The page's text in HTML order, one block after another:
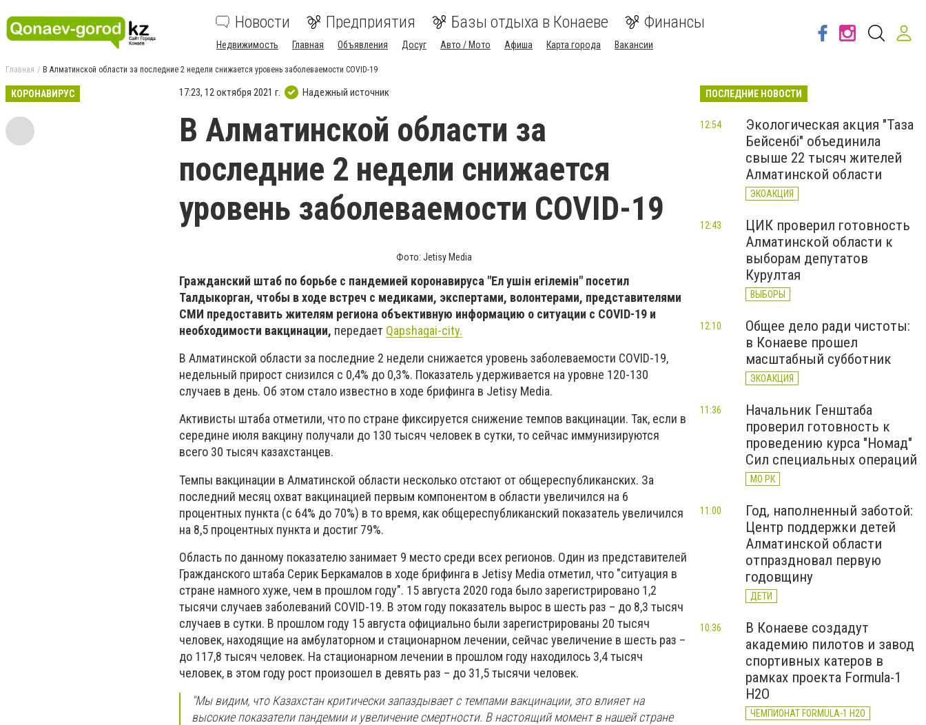
Новости Предприятия Базы отдыха в Конаеве Финансы
Недвижимость Главная Объявления Досуг Авто / Мото Афиша Карта города Вакансии
Главная В Алматинской области за последние 2 недели снижается уровень заболеваемости COVID-19
КОРОНАВИРУС 17:23, 12 октября 2021 г. Надежный источник
В Алматинской области за
последние 2 недели снижается
уровень заболеваемости COVID-19
Фото: Jetisy Media
Гражданский штаб по борьбе с пандемией коронавируса "Ел ушін егілемін" посетил
Талдыкорган, чтобы в ходе встреч с медиками, экспертами, волонтерами, представителями
СМИ предоставить жителям региона объективную информацию о ситуации с COVID-19 и
необходимости вакцинации, передает Qapshagai-city.
В Алматинской области за последние 2 недели снижается уровень заболеваемости COVID-19,
недельный прирост снизился с 0,4% до 0,3%. Показатель удерживается на уровне 120-130
случаев в день. Об этом стало известно в ходе брифинга в Jetisy Media.
Активисты штаба отметили, что по стране фиксируется снижение темпов вакцинации. Так, если в
середине июля вакцину получали до 130 тысяч человек в сутки, то сейчас иммунизируются
всего 30 тысяч казахстанцев.
Темпы вакцинации в Алматинской области несколько отстают от общереспубликанских. За
последний месяц охват вакцинацией первым компонентом в области увеличился на 6
процентных пункта (с 64% до 70%) в то время, как общереспубликанский показатель увеличился
на 8,5 процентных пункта и достиг 79%.
Область по данному показателю занимает 9 место среди всех регионов. Один из представителей
Гражданского штаба Серик Беркамалов в ходе брифинга в Jetisy Media отметил, что "ситуация в
стране намного хуже, чем в прошлом году". 15 августа 2020 года было зарегистрировано 1,2
тысячи случаев заболеваний COVID-19. В этом году показатель вырос в шесть раз – до 8,3 тысяч
случаев в сутки. В прошлом году 15 августа официально были зарегистрированы 20 тысяч
человек, находящие на амбулаторном и стационарном лечении, сейчас увеличение в шесть раз –
до 117,8 тысяч человек. На стационарном лечении в прошлом году находилось 3,4 тысяч
человек, в этом году рост произошел в девять раз – до 31,5 тысячи человек.
"Мы видим, что Казахстан критически запаздывает с темпами вакцинации, это влияет на
высокие показатели пандемии и увеличение смертности. В настоящий момент в нашей стране
ПОСЛЕДНИЕ НОВОСТИ
Экологическая акция "Таза
Бейсенбі" объединила
свыше 22 тысяч жителей
Алматинской области
ЭКОАКЦИЯ
12:54
ЦИК проверил готовность
Алматинской области к
выборам депутатов
Курултая
ВЫБОРЫ
12:43
Общее дело ради чистоты:
в Конаеве прошел
масштабный субботник
ЭКОАКЦИЯ
12:10
Начальник Генштаба
проверил готовность к
проведению курса "Номад"
Сил специальных операций
МО РК
11:36
Год, наполненный заботой:
Центр поддержки детей
Алматинской области
отпраздновал первую
годовщину
ДЕТИ
11:00
В Конаеве создадут
академию пилотов и завод
спортивных катеров в
рамках проекта Formula-1
H2O
ЧЕМПИОНАТ FORMULA-1 H2O
10:36